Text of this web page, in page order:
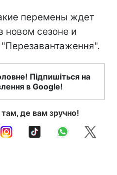
перемены ждет
новом сезоне и
Підпишіться на
в Google!
де вам зручно!